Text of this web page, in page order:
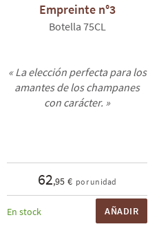
Empreinte n°3
Botella 75CL
« La elección perfecta para los
amantes de los champanes
con carácter. »
62,95 € por unidad
En stock AÑADIR